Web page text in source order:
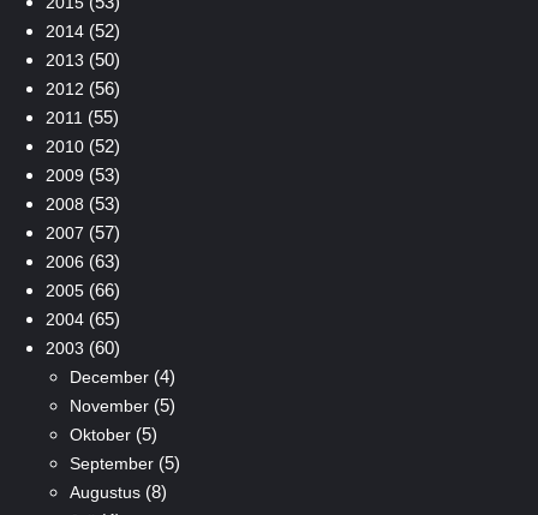
2014(52)
2013 (50)
2012 (56)
2011 (55)
2010(52)
2009 (53)
2008 (53)
2007 (57)
2006 (63)
2005(66)
2004(65)
2003 (60)
December(4)
November(5)
Oktober(5)
September(5)
Augustus(8)